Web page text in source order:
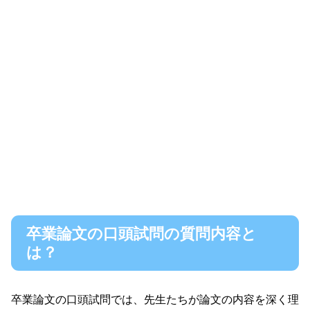
卒業論文の口頭試問の質問内容と
は？
卒業論文の口頭試問では、先生たちが論文の内容を深く理